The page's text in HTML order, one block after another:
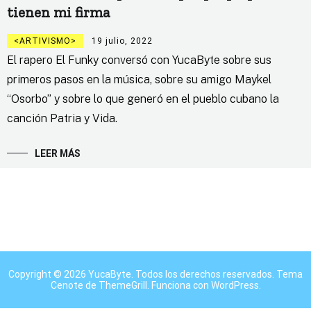
tienen mi firma
ARTIVISMO 19 julio, 2022
El rapero El Funky conversó con YucaByte sobre sus
primeros pasos en la música, sobre su amigo Maykel
“Osorbo” y sobre lo que generó en el pueblo cubano la
canción Patria y Vida.
LEER MÁS
Copyright © 2026 YucaByte . Todos los derechos reservados. Tema
Cenote de ThemeGrill. Funciona con WordPress